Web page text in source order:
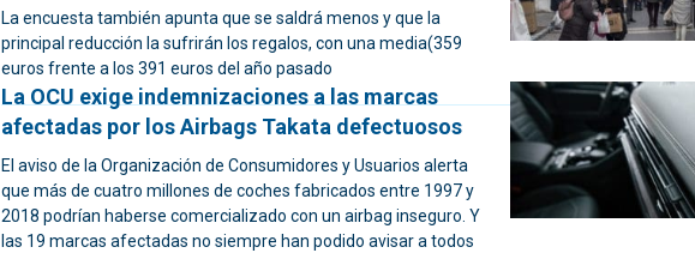
La encuesta también apunta que se saldrá menos y que la
principal reducción la sufrirán los regalos, con una media(359
euros frente a los 391 euros del año pasado
La OCU exige indemnizaciones a las marcas
afectadas por los Airbags Takata defectuosos
El aviso de la Organización de Consumidores y Usuarios alerta
que más de cuatro millones de coches fabricados entre 1997 y
2018 podrían haberse comercializado con un airbag inseguro. Y
las 19 marcas afectadas no siempre han podido avisar a todos